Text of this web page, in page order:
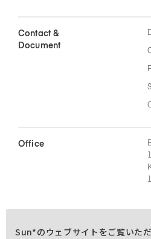
Sun*のウェブサイトをご覧いた
Contact &
Document
Office